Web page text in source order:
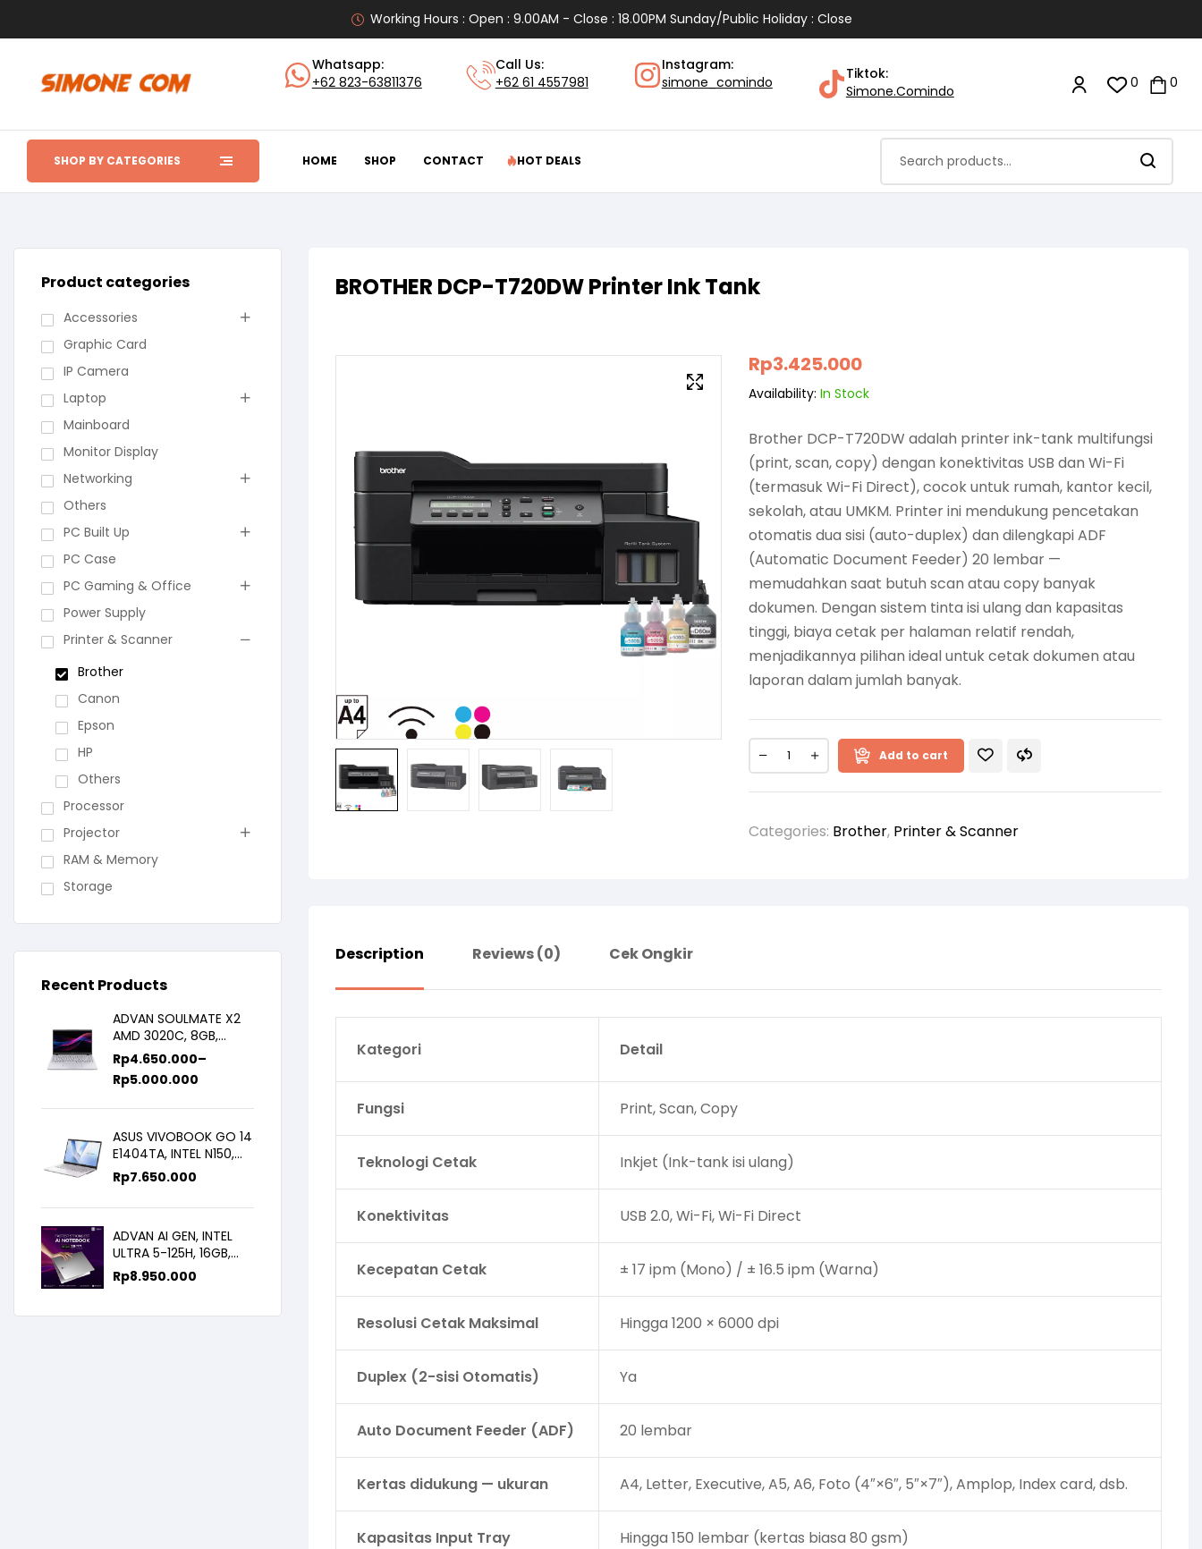
Working Hours : Open : 9.00AM - Close : 18.00PM Sunday/Public Holiday : Close
Whatsapp:
+62 823-63811376
Call Us:
+62 61 4557981
Instagram:
simone_comindo
Tiktok:
Simone.Comindo
0 0
SHOP BY CATEGORIES HOME SHOP CONTACT HOT DEALS
BROTHER DCP-T720DW Printer Ink Tank
Rp3.425.000
Availability: In Stock
Brother DCP-T720DW adalah printer ink-tank multifungsi
(print, scan, copy) dengan konektivitas USB dan Wi-Fi
(termasuk Wi-Fi Direct), cocok untuk rumah, kantor kecil,
sekolah, atau UMKM. Printer ini mendukung pencetakan
otomatis dua sisi (auto-duplex) dan dilengkapi ADF
(Automatic Document Feeder) 20 lembar —
memudahkan saat butuh scan atau copy banyak
dokumen. Dengan sistem tinta isi ulang dan kapasitas
tinggi, biaya cetak per halaman relatif rendah,
menjadikannya pilihan ideal untuk cetak dokumen atau
laporan dalam jumlah banyak.
Add to cart
Categories: Brother, Printer & Scanner
Description Reviews (0) Cek Ongkir
Kategori Detail
Fungsi Print, Scan, Copy
Teknologi Cetak Inkjet (Ink-tank isi ulang)
Konektivitas USB 2.0, Wi-Fi, Wi-Fi Direct
Kecepatan Cetak ± 17 ipm (Mono) / ± 16.5 ipm (Warna)
Resolusi Cetak Maksimal Hingga 1200 × 6000 dpi
Duplex (2-sisi Otomatis) Ya
Auto Document Feeder (ADF) 20 lembar
Kertas didukung — ukuran A4, Letter, Executive, A5, A6, Foto (4″×6″, 5″×7″), Amplop, Index card, dsb.
Kapasitas Input Tray Hingga 150 lembar (kertas biasa 80 gsm)
Product categories
Accessories
Graphic Card
IP Camera
Laptop
Mainboard
Monitor Display
Networking
Others
PC Built Up
PC Case
PC Gaming & Office
Power Supply
Printer & Scanner
Brother
Canon
Epson
HP
Others
Processor
Projector
RAM & Memory
Storage
Recent Products
ADVAN SOULMATE X2
AMD 3020C, 8GB,
128GB/256GB, WIN11,
14inch IPS
Rp4.650.000–
Rp5.000.000
ASUS VIVOBOOK GO 14
E1404TA, INTEL N150,
8GB/256SSD,
WIN11+OHS+M365B,
14.0FHD IPS
Rp7.650.000
ADVAN AI GEN, INTEL
ULTRA 5-125H, 16GB,
512GB, 14.0 FHD
Rp8.950.000